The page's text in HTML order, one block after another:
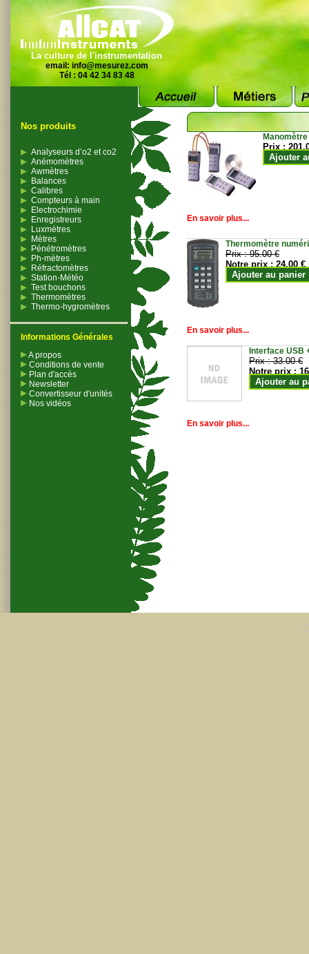
La culture de l'instrumentation
email: info@mesurez.com
Tél : 04 42 34 83 48
Nos produits
Analyseurs d’o2 et co2
Anémomètres
Awmètres
Balances
Calibres
Compteurs à main
Electrochimie
Enregistreurs
Luxmètres
Mètres
Pénétromètres
Ph-mètres
Réfractomètres
Station-Météo
Test bouchons
Thermomètres
Thermo-hygromètres
Informations Générales
A propos
Conditions de vente
Plan d'accès
Newsletter
Convertisseur d'unités
Nos vidéos
Prix :
Ajouter
En savoir plus...
Thermomètre
Prix :95.00 €
Notre prix :24.00 €
Ajouter au panier
En savoir plus...
Interface USB
Prix :33.00 €
Notre prix :
Ajouter au
En savoir plus...